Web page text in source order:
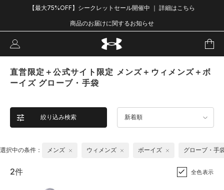
【最大75%OFF】シークレットセール開催中 ｜ 詳細はこちら
商品のお届けに関するお知らせ
直営限定＋公式サイト限定 メンズ＋ウィメンズ＋ボ
ーイズ グローブ・手袋
絞り込み検索 新着順
選択中の条件： メンズ ウィメンズ ボーイズ グローブ・手
2件 全色表示